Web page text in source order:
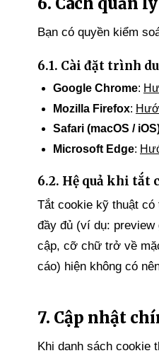
Bạn có quyền kiểm
6.1. Cài đặt trình
Google Chrome:
Mozilla Firefox:
Safari (macOS /
Microsoft Edge:
6.2. Hệ quả khi tắt
Tắt cookie kỹ thuật có
đầy đủ (ví dụ: preview
cập, cỡ chữ trở về
cáo) hiện không có
7. Cập nhật
Khi danh sách cookie